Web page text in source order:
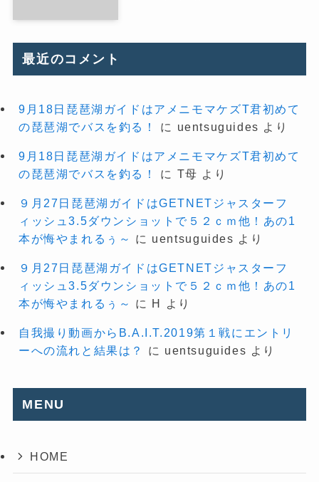
最近のコメント
9月18日琵琶湖ガイドはアメニモマケズT君初めて
の琵琶湖でバスを釣る！
に uentsuguides より
9月18日琵琶湖ガイドはアメニモマケズT君初めて
の琵琶湖でバスを釣る！
に T母 より
９月27日琵琶湖ガイドはGETNETジャスターフ
ィッシュ3.5ダウンショットで５２ｃｍ他！あの1
本が悔やまれるぅ～
に uentsuguides より
９月27日琵琶湖ガイドはGETNETジャスターフ
ィッシュ3.5ダウンショットで５２ｃｍ他！あの1
本が悔やまれるぅ～
に H より
自我撮り動画からB.A.I.T.2019第１戦にエントリ
ーへの流れと結果は？
に uentsuguides より
MENU
HOME